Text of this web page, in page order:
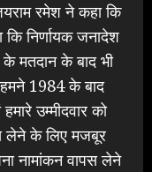
रमेश ने कहा कि
निर्णायक जनादेश
मतदान के बाद भी
1984 के बाद
उम्मीदवार को
लेने के लिए मजबूर
नामांकन वापस लेने